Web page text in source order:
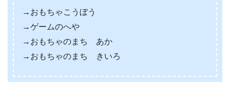
→おもちゃこうぼう
→ゲームのへや
→おもちゃのまち あか
→おもちゃのまち きいろ